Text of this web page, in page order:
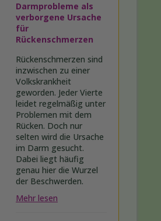
Darmprobleme als
verborgene Ursache
für
Rückenschmerzen
Rückenschmerzen sind
inzwischen zu einer
Volkskrankheit
geworden. Jeder Vierte
leidet regelmäßig unter
Problemen mit dem
Rücken. Doch nur
selten wird die Ursache
im Darm gesucht.
Dabei liegt häufig
genau hier die Wurzel
der Beschwerden.
Mehr lesen